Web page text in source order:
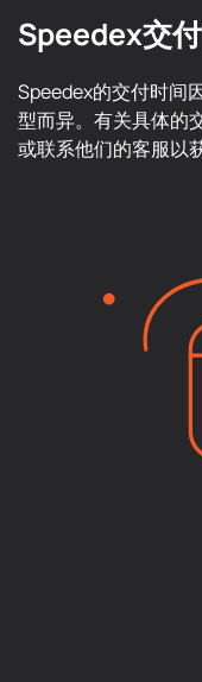
Speedex交
Speedex的交付时间
型而异。有关具体的
或联系他们的客服以